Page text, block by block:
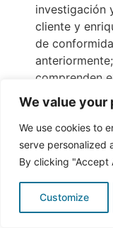
We value your
We use cookies to
serve personalized
By clicking "Accept
Customize
investigación
cliente y
de
comprenden
los que
Filiales de la
grupo
adquiramos
formar parte
medida en
necesario
enviado a